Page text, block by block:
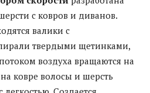
с ковров и диванов.
валики с
твердыми щетинками,
воздуха вращаются на
ковре волосы и шерсть